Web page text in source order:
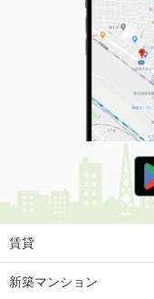
賃貸
新築マンション